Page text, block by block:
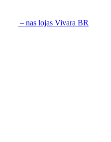
– nas lojas Vivara BR